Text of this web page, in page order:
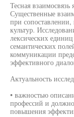
Тесная
Существенные
при
культур.
лексических
семантических
коммуникации
эффективного
Актуальность
• важностью
профессий и
повышения